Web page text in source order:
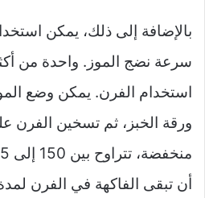
بالإضافة إلى ذلك، يمكن
سرعة نضج الموز. واحدة من
استخدام الفرن. يمكن وضع
ورقة الخبز، ثم تسخين الفرن